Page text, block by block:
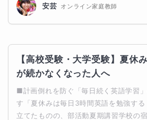
安芸 オンライン家庭教師
【高校受験・大学受験】夏休
が続かなくなった人へ
■計画倒れを防ぐ「毎日続く英語学習
す「夏休みは毎日3時間英語を勉強す
立てたものの、部活動夏期講習学校の